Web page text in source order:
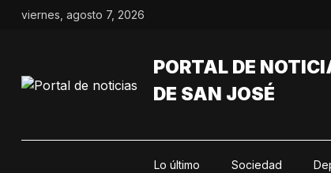
Saltarviernes, agosto 7, 2026
PORTAL DE
DE SAN JOSÉ
Lo último Sociedad